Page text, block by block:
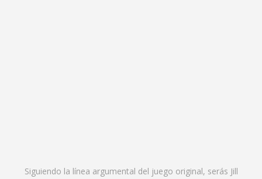
Siguiendo la línea argumental del juego original, serás Jill